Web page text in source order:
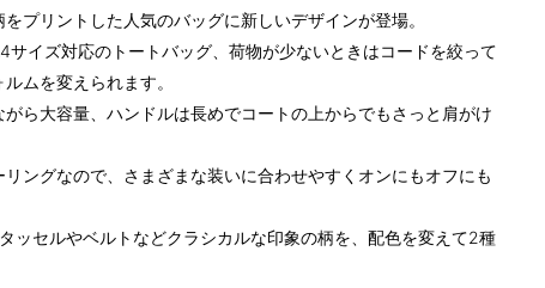
プリントした人気のバッグに新しいデザインが登場。
サイズ対応のトートバッグ、荷物が少ないときはコードを絞って
ムを変えられます。
がら大容量、ハンドルは長めでコートの上からでもさっと肩がけ
ングなので、さまざまな装いに合わせやすくオンにもオフにも
ッセルやベルトなどクラシカルな印象の柄を、配色を変えて2種